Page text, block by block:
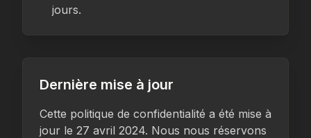
jours.
Dernière mise à jour
Cette politique de confidentialité a été mise à
jour le 27 avril 2024. Nous nous réservons